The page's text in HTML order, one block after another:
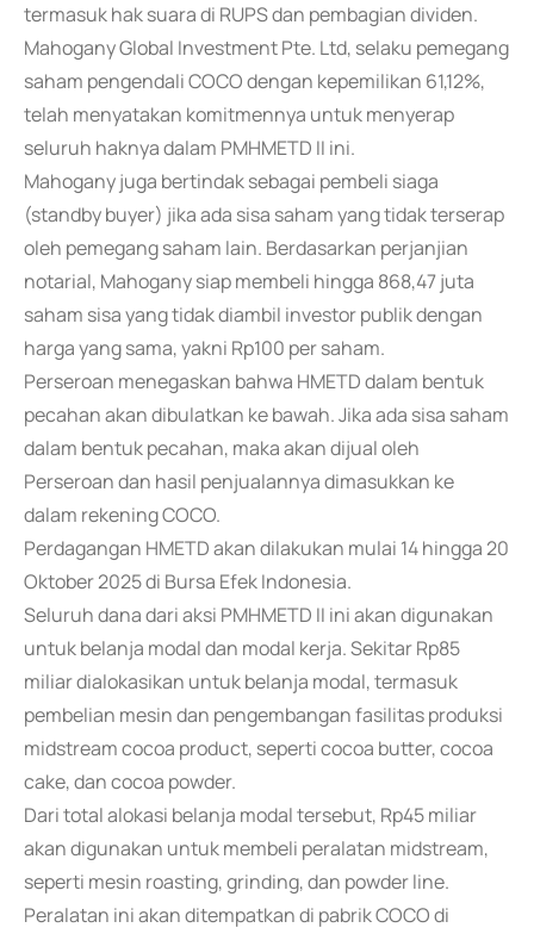
termasuk hak suara di RUPS dan pembagian dividen.
Mahogany Global Investment Pte. Ltd, selaku pemegang
saham pengendali COCO dengan kepemilikan 61,12%,
telah menyatakan komitmennya untuk menyerap
seluruh haknya dalam PMHMETD II ini.
Mahogany juga bertindak sebagai pembeli siaga
(standby buyer) jika ada sisa saham yang tidak terserap
oleh pemegang saham lain. Berdasarkan perjanjian
notarial, Mahogany siap membeli hingga 868,47 juta
saham sisa yang tidak diambil investor publik dengan
harga yang sama, yakni Rp100 per saham.
Perseroan menegaskan bahwa HMETD dalam bentuk
pecahan akan dibulatkan ke bawah. Jika ada sisa saham
dalam bentuk pecahan, maka akan dijual oleh
Perseroan dan hasil penjualannya dimasukkan ke
dalam rekening COCO.
Perdagangan HMETD akan dilakukan mulai 14 hingga 20
Oktober 2025 di Bursa Efek Indonesia.
Seluruh dana dari aksi PMHMETD II ini akan digunakan
untuk belanja modal dan modal kerja. Sekitar Rp85
miliar dialokasikan untuk belanja modal, termasuk
pembelian mesin dan pengembangan fasilitas produksi
midstream cocoa product, seperti cocoa butter, cocoa
cake, dan cocoa powder.
Dari total alokasi belanja modal tersebut, Rp45 miliar
akan digunakan untuk membeli peralatan midstream,
seperti mesin roasting, grinding, dan powder line.
Peralatan ini akan ditempatkan di pabrik COCO di